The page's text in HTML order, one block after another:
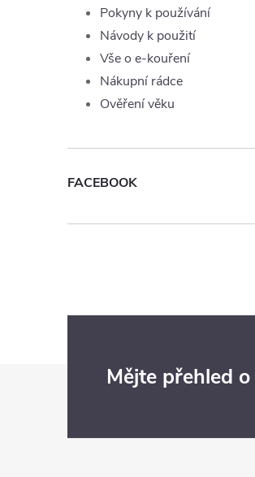
Pokyny k používání
Návody k použití
Vše o e-kouření
Nákupní rádce
Ověření věku
FACEBOOK
Mějte přehled